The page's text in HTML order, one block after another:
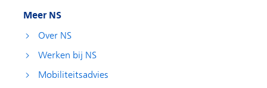
Meer NS
Over NS
Werken bij NS
Mobiliteitsadvies